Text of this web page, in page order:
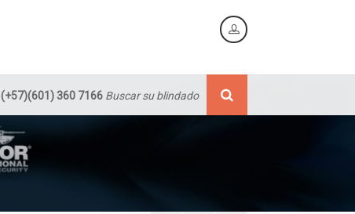
(+57)(601) 360 7166 Buscar su blindado